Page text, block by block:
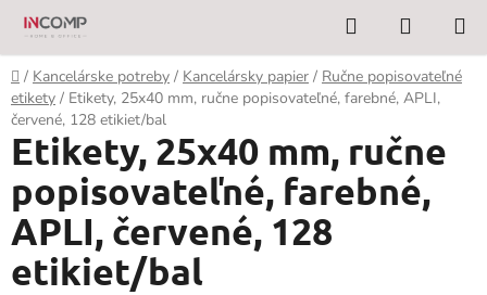
Prejsť
obsah
Hľadať
KOŠÍK
Domov
/ Kancelárske potreby / Kancelársky papier / Ručne popisovateľné
etikety / Etikety, 25x40 mm, ručne popisovateľné, farebné, APLI,
červené, 128 etikiet/bal
Etikety, 25x40 mm, ručne
popisovateľné, farebné,
APLI, červené, 128
etikiet/bal